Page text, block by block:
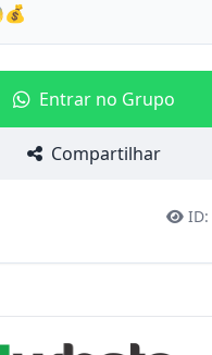
Entrar no Grupo
Compartilhar
ID: